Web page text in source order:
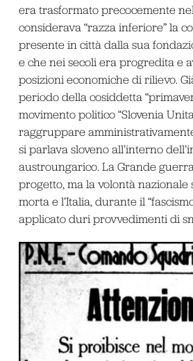
era trasformato precocemente
considerava “razza inferiore” la
presente in città dalla sua
e che nei secoli era progredita e
posizioni economiche di rilievo.
periodo della cosiddetta
movimento politico “Slovenia
raggruppare
si parlava sloveno all’interno
austroungarico. La Grande
progetto, ma la volontà nazionale
morta e l’Italia, durante il
applicato duri provvedimenti di